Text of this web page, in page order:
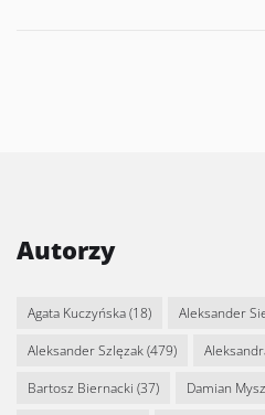
Autorzy
Agata Kuczyńska(18) Aleksander
Aleksander Szlęzak(479)
Bartosz Biernacki (37) Damian